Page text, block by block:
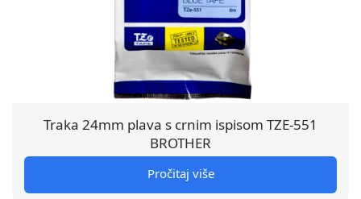
Traka 24mm plava s crnim ispisom TZE-551
BROTHER
Pročitaj više